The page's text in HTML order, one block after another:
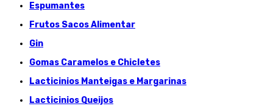
Espumantes
Frutos Sacos Alimentar
Gin
Gomas Caramelos e Chicletes
Lacticinios Manteigas e Margarinas
Lacticinios Queijos